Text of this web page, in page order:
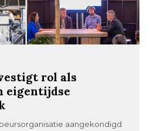
rol als
eigentijdse
aangekondigd